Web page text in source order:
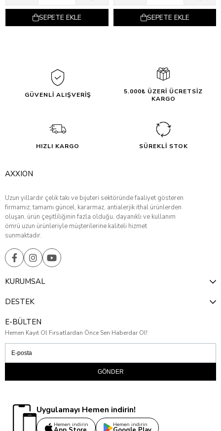
SEPETE EKLE SEPETE EKLE
GÜVENLİ ALIŞVERİŞ
5.000₺ ÜZERİ ÜCRETSİZ
KARGO
HIZLI KARGO SÜREKLİ STOK
AXXION
Uzun yıllardır çelik takı ve bijuteri sektöründe faaliyet gösteren
firmamız; tamamı güncel, kararmaz, antialerjik ithal ürünlerden
oluşan, ürün çeşitliliğinin fazla olduğu, dayanıklı ve kullanım
ömrü uzun ürünleriyle müşterilerine kaliteli hizmet
sunmaktadır.
KURUMSAL
DESTEK
E-BÜLTEN
Hemen Kayıt Ol Fırsatlardan Önce Sen Haberdar Ol!
GÖNDER
Uygulamayı Hemen indirin!
Hemen indirin Hemen indirin